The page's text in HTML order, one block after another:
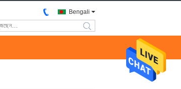
Bengali
search